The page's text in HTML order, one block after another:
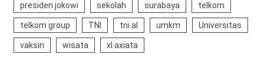
presiden jokowi sekolah surabaya telkom
telkom group TNI tni al umkm Universitas
vaksin wisata xl axiata